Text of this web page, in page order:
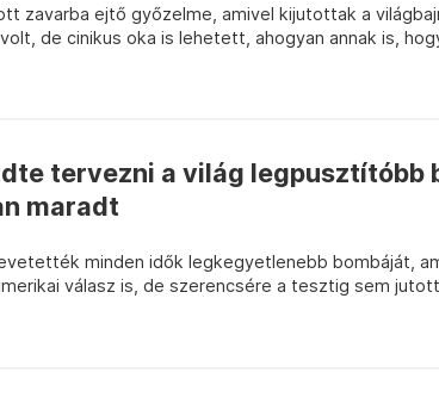
zavarba ejtő győzelme, amivel kijutottak a
de cinikus oka is lehetett, ahogyan annak is,
tervezni a világ legpusztítóbb
maradt
minden idők legkegyetlenebb bombáját,
válasz is, de szerencsére a tesztig sem